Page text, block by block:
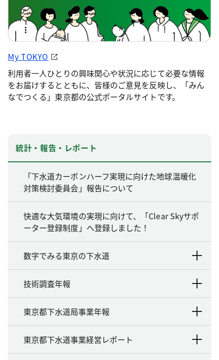
My TOKYO
利用者一人ひとりの興味関心や状況に応じて必要な情報
をお届けするとともに、皆様のご意見を反映し、「みん
なでつくる」東京都の公式ポータルサイトです。
統計・報告・レポート
「下水道カーボンハーフ実現に向けた地球温暖化
対策検討委員会」報告について
快適な大気環境の実現に向けて、「Clear Skyサポ
ーター登録制度」へ登録しました！
数字でみる東京の下水道
技術調査年報
東京都下水道局事業年報
東京都下水道事業経営レポート